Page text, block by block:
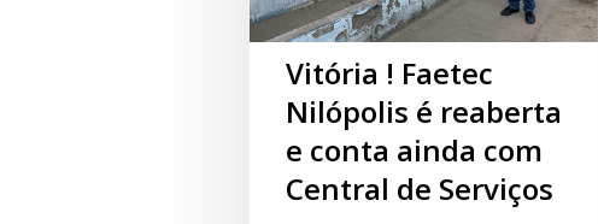
Vitória ! Faetec
Nilópolis é reaberta
e conta ainda com
Central de Serviços